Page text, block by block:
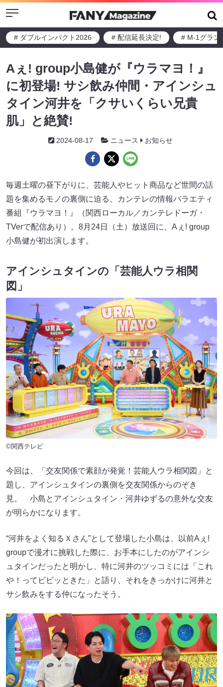
Menu
# ダブルインパクト2026 # 配信延長決定! # M-1グラン
Aぇ! group小島健が『ウラマヨ！』
に初登場! サシ飲み仲間・アインシュ
タイン河井を「クサいくらい兄貴
肌」と絶賛!
2024-08-17 ニュース お知らせ
毎週土曜の昼下がりに、芸能人やヒット商品など世間の話
題を集めるモノの裏側に迫る、カンテレの情報バラエティ
番組『ウラマヨ！』（関西ローカル／カンテレドーガ・
TVerで配信あり）。8月24日（土）放送回に、Aぇ! group
小島健が初出演します。
アインシュタインの「芸能人ウラ相関
図」
©関西テレビ
今回は、「交友関係で素顔が発覚！芸能人ウラ相関図」と
題し、アインシュタインの裏側を交友関係からのぞき
見。 小島とアインシュタイン・河井ゆずるの意外な交友
が明らかになります。
“河井をよく知るＸさん”として登場した小島は、以前Aぇ!
groupで漫才に挑戦した際に、お手本にしたのがアインシ
ュタインだったと明かし、特に河井のツッコミには「これ
や！ってビビッときた」と語り、それをきっかけに河井と
サシ飲みをする仲になったそう。